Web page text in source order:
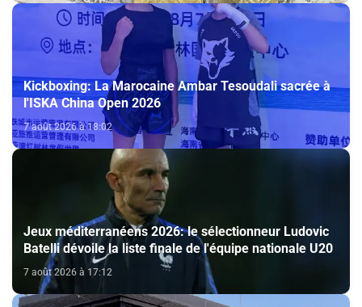
Kickboxing: La Marocaine Ambar Tesoudali sacrée à
l'ISKA China Open 2026
7 août 2026 à 18:02
Jeux méditerranéens 2026: le sélectionneur Ludovic
Batelli dévoile la liste finale de l'équipe nationale U20
7 août 2026 à 17:12